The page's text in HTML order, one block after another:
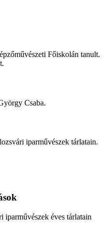
Főiskolán tanult.
Csaba.
iparművészek tárlatain.
iparművészek éves tárlatain